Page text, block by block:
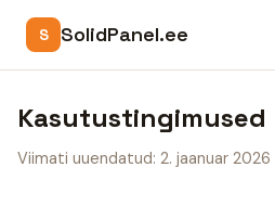
S SolidPanel.ee
Kasutustingimused
Viimati uuendatud: 2. jaanuar 2026